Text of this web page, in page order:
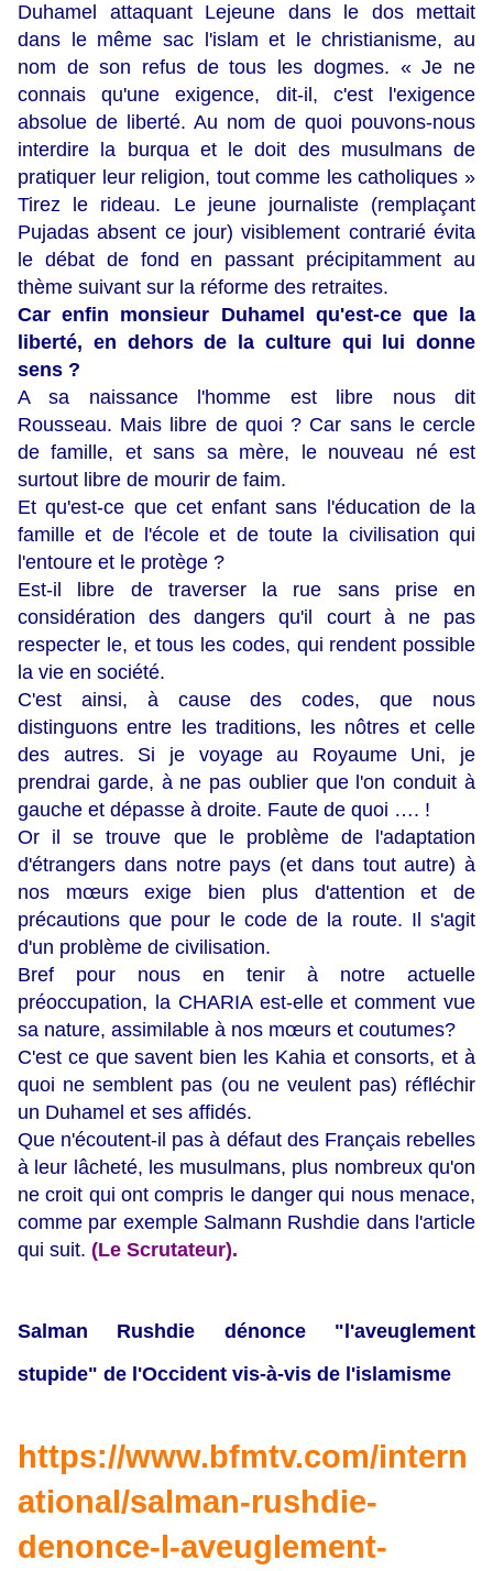
Duhamel attaquant Lejeune dans le dos mettait
dans le même sac l'islam et le christianisme, au
nom de son refus de tous les dogmes. « Je ne
connais qu'une exigence, dit-il, c'est l'exigence
absolue de liberté. Au nom de quoi pouvons-nous
interdire la burqua et le doit des musulmans de
pratiquer leur religion, tout comme les catholiques »
Tirez le rideau. Le jeune journaliste (remplaçant
Pujadas absent ce jour) visiblement contrarié évita
le débat de fond en passant précipitamment au
thème suivant sur la réforme des retraites.
Car enfin monsieur Duhamel qu'est-ce que la
liberté, en dehors de la culture qui lui donne
sens ?
A sa naissance l'homme est libre nous dit
Rousseau. Mais libre de quoi ? Car sans le cercle
de famille, et sans sa mère, le nouveau né est
surtout libre de mourir de faim.
Et qu'est-ce que cet enfant sans l'éducation de la
famille et de l'école et de toute la civilisation qui
l'entoure et le protège ?
Est-il libre de traverser la rue sans prise en
considération des dangers qu'il court à ne pas
respecter le, et tous les codes, qui rendent possible
la vie en société.
C'est ainsi, à cause des codes, que nous
distinguons entre les traditions, les nôtres et celle
des autres. Si je voyage au Royaume Uni, je
prendrai garde, à ne pas oublier que l'on conduit à
gauche et dépasse à droite. Faute de quoi …. !
Or il se trouve que le problème de l'adaptation
d'étrangers dans notre pays (et dans tout autre) à
nos mœurs exige bien plus d'attention et de
précautions que pour le code de la route. Il s'agit
d'un problème de civilisation.
Bref pour nous en tenir à notre actuelle
préoccupation, la CHARIA est-elle et comment vue
sa nature, assimilable à nos mœurs et coutumes?
C'est ce que savent bien les Kahia et consorts, et à
quoi ne semblent pas (ou ne veulent pas) réfléchir
un Duhamel et ses affidés.
Que n'écoutent-il pas à défaut des Français rebelles
à leur lâcheté, les musulmans, plus nombreux qu'on
ne croit qui ont compris le danger qui nous menace,
comme par exemple Salmann Rushdie dans l'article
qui suit. (Le Scrutateur).
Salman Rushdie dénonce "l'aveuglement
stupide" de l'Occident vis-à-vis de l'islamisme
https://www.bfmtv.com/intern
ational/salman-rushdie-
denonce-l-aveuglement-